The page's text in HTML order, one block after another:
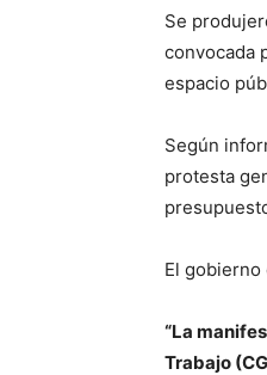
Se
convocada
espacio
Según
protesta
El gobierno
“La
Trabajo